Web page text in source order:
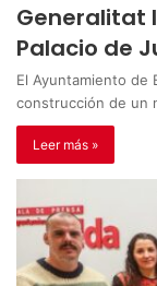
Generalitat
Palacio de
El Ayuntamiento de
construcción de un
Leer más »